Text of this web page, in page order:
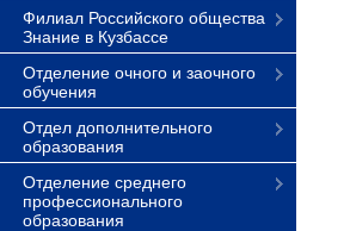
Филиал Российского общества
Знание в Кузбассе
Отделение очного и заочного
обучения
Отдел дополнительного
образования
Отделение среднего
профессионального
образования